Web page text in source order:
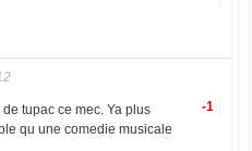
-1
de tupac ce mec. Ya plus
qu une comedie musicale